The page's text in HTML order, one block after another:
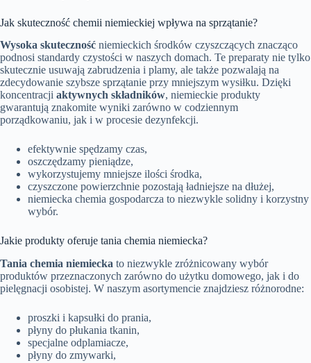
Jak skuteczność chemii niemieckiej wpływa na sprzątanie?
Wysoka skuteczność niemieckich środków czyszczących znacząco
podnosi standardy czystości w naszych domach. Te preparaty nie tylko
skutecznie usuwają zabrudzenia i plamy, ale także pozwalają na
zdecydowanie szybsze sprzątanie przy mniejszym wysiłku. Dzięki
koncentracji aktywnych składników, niemieckie produkty
gwarantują znakomite wyniki zarówno w codziennym
porządkowaniu, jak i w procesie dezynfekcji.
efektywnie spędzamy czas,
oszczędzamy pieniądze,
wykorzystujemy mniejsze ilości środka,
czyszczone powierzchnie pozostają ładniejsze na dłużej,
niemiecka chemia gospodarcza to niezwykle solidny i korzystny
wybór.
Jakie produkty oferuje tania chemia niemiecka?
Tania chemia niemiecka to niezwykle zróżnicowany wybór
produktów przeznaczonych zarówno do użytku domowego, jak i do
pielęgnacji osobistej. W naszym asortymencie znajdziesz różnorodne:
proszki i kapsułki do prania,
płyny do płukania tkanin,
specjalne odplamiacze,
płyny do zmywarki,